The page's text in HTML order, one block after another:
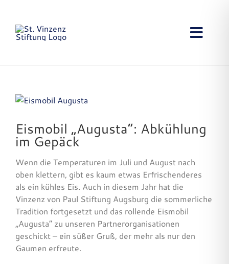
springen
Aktuelles
Anfahrt
Kontakt
Suche
Zeige
Bild
Eismobil „Augusta“: Abkühlung
im Gepäck
Wenn die Temperaturen im Juli und August nach
oben klettern, gibt es kaum etwas Erfrischenderes
als ein kühles Eis. Auch in diesem Jahr hat die
Vinzenz von Paul Stiftung Augsburg die sommerliche
Tradition fortgesetzt und das rollende Eismobil
„Augusta“ zu unseren Partnerorganisationen
geschickt – ein süßer Gruß, der mehr als nur den
Gaumen erfreute.